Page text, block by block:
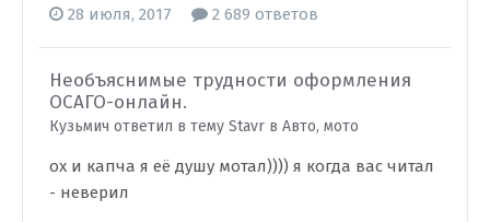
28 июля, 2017 2 689 ответов
Необъяснимые трудности оформления
ОСАГО-онлайн.
Кузьмич ответил в тему Stavr в Авто, мото
ох и капча я её душу мотал)))) я когда вас читал
- неверил